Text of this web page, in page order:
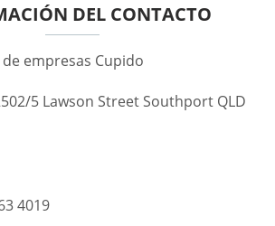
DEL CONTACTO
empresas Cupido
5 Lawson Street Southport QLD
4019